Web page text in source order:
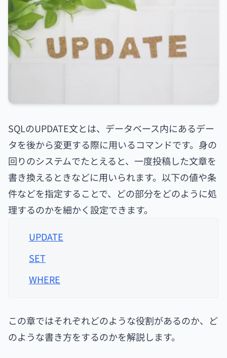
SQLのUPDATE文とは、データベース内にあるデー
タを後から変更する際に用いるコマンドです。身の
回りのシステムでたとえると、一度投稿した文章を
書き換えるときなどに用いられます。以下の値や条
件などを指定することで、どの部分をどのように処
理するのかを細かく設定できます。
UPDATE
SET
WHERE
この章ではそれぞれどのような役割があるのか、ど
のような書き方をするのかを解説します。